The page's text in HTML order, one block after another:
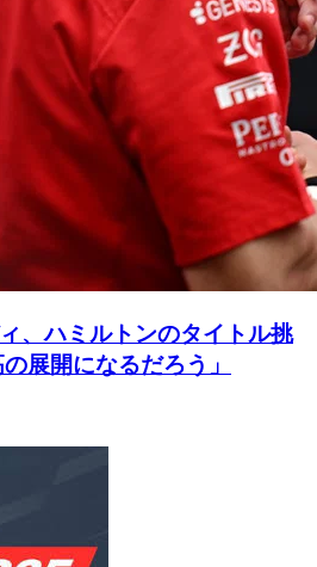
、ハミルトンのタイトル挑
展開になるだろう」